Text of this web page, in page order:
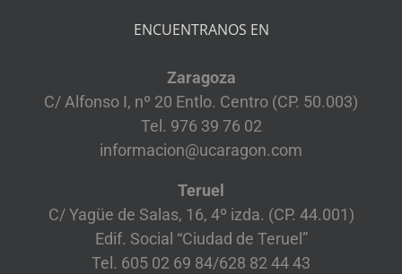
ENCUENTRANOS EN
Zaragoza
C/ Alfonso I, nº 20 Entlo. Centro (CP. 50.003)
Tel. 976 39 76 02
informacion@ucaragon.com
Teruel
C/ Yagüe de Salas, 16, 4º izda. (CP. 44.001)
Edif. Social “Ciudad de Teruel”
Tel. 605 02 69 84/628 82 44 43